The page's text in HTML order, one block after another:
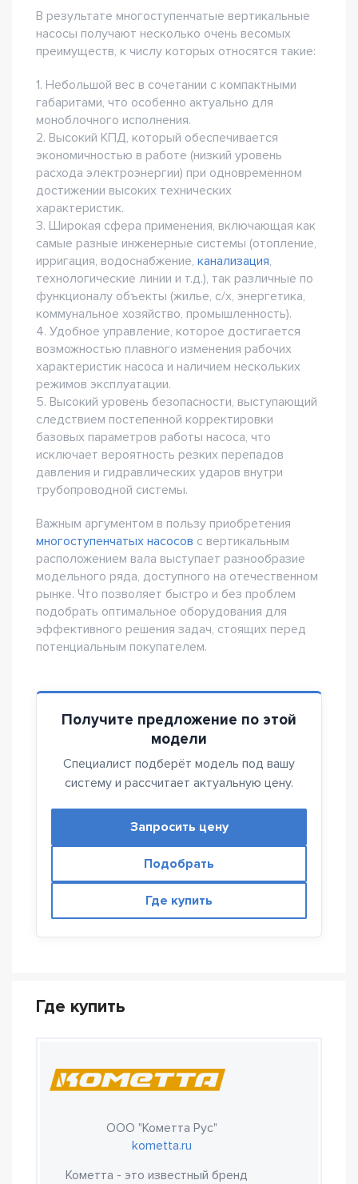
В результате многоступенчатые вертикальные
насосы получают несколько очень весомых
преимуществ, к числу которых относятся такие:
1. Небольшой вес в сочетании с компактными
габаритами, что особенно актуально для
моноблочного исполнения.
2. Высокий КПД, который обеспечивается
экономичностью в работе (низкий уровень
расхода электроэнергии) при одновременном
достижении высоких технических
характеристик.
3. Широкая сфера применения, включающая как
самые разные инженерные системы (отопление,
ирригация, водоснабжение, канализация,
технологические линии и т.д.), так различные по
функционалу объекты (жилье, с/х, энергетика,
коммунальное хозяйство, промышленность).
4. Удобное управление, которое достигается
возможностью плавного изменения рабочих
характеристик насоса и наличием нескольких
режимов эксплуатации.
5. Высокий уровень безопасности, выступающий
следствием постепенной корректировки
базовых параметров работы насоса, что
исключает вероятность резких перепадов
давления и гидравлических ударов внутри
трубопроводной системы.
Важным аргументом в пользу приобретения
многоступенчатых насосов с вертикальным
расположением вала выступает разнообразие
модельного ряда, доступного на отечественном
рынке. Что позволяет быстро и без проблем
подобрать оптимальное оборудования для
эффективного решения задач, стоящих перед
потенциальным покупателем.
Получите предложение по этой
модели
Специалист подберёт модель под вашу
систему и рассчитает актуальную цену.
Запросить цену
Подобрать
Где купить
Где купить
ООО "Кометта Рус"
kometta.ru
Кометта - это известный бренд